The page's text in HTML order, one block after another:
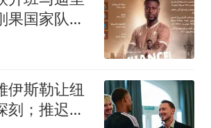
果国家队队
伊斯勒让纽
刻；推迟官